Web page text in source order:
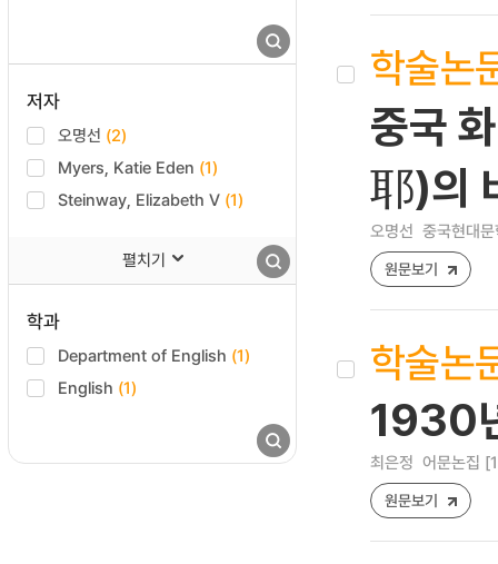
저자
오명선 (2)
Myers, Katie Eden (1)
Steinway, Elizabeth V (1)
펼치기
학과
Department of English (1)
English (1)
학술논
중국
耶)의
오명선 중국현대
원문보기
학술논
1930
최은정 어문논집
원문보기